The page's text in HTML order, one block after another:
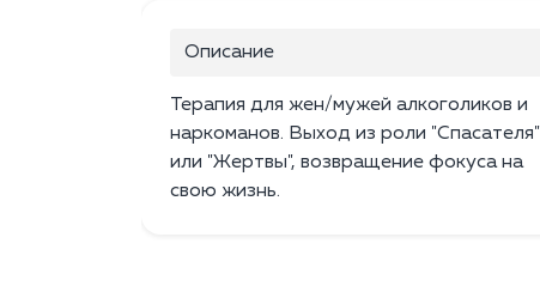
Описание
Терапия для жен/мужей алкоголиков и
наркоманов. Выход из роли "Спасателя"
или "Жертвы", возвращение фокуса на
свою жизнь.